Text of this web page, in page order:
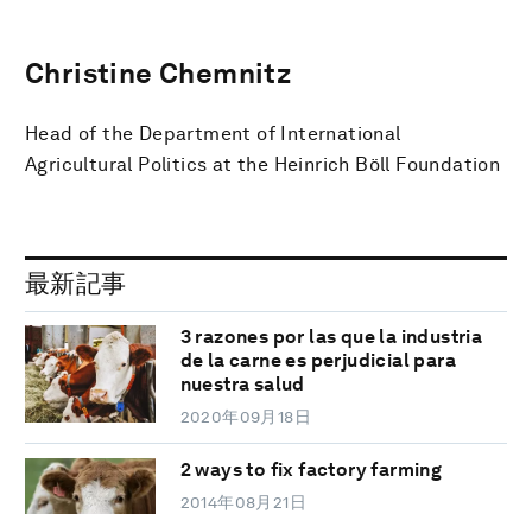
Christine Chemnitz
Head of the Department of International
Agricultural Politics at the Heinrich Böll Foundation
最新記事
3 razones por las que la industria
de la carne es perjudicial para
nuestra salud
2020年09月18日
2 ways to fix factory farming
2014年08月21日